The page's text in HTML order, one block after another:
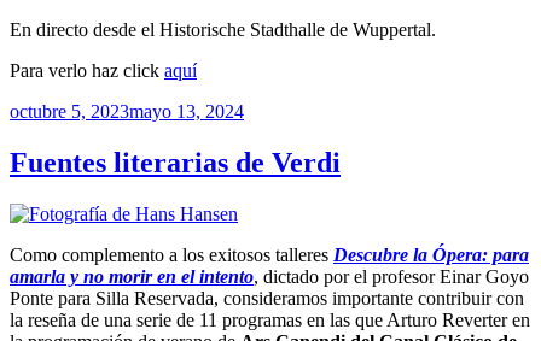
En directo desde el Historische Stadthalle de Wuppertal.
Para verlo haz click aquí
Publicado
octubre 5, 2023mayo 13, 2024
Fuentes literarias de Verdi
Como complemento a los exitosos talleres Descubre la Ópera: para
amarla y no morir en el intento, dictado por el profesor Einar Goyo
Ponte para Silla Reservada, consideramos importante contribuir con
la reseña de una serie de 11 programas en las que Arturo Reverter en